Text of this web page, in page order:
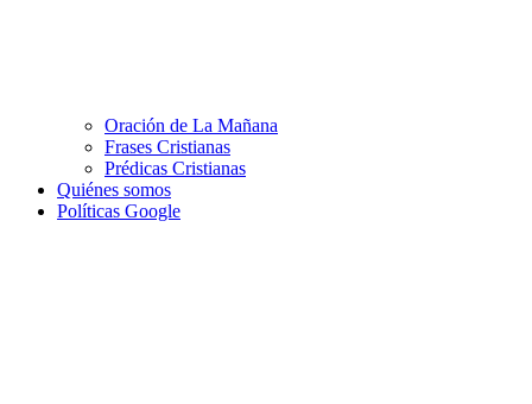
Oración de La Mañana
Frases Cristianas
Prédicas Cristianas
Quiénes somos
Políticas Google